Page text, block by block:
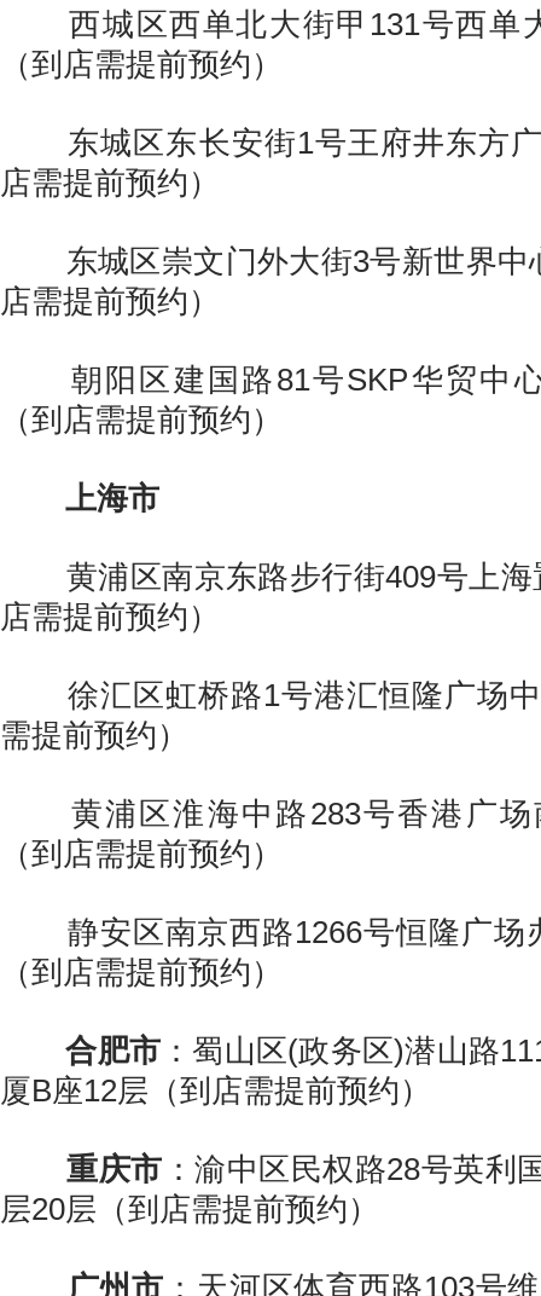
西城区西单北大街甲131号西单
（到店需提前预约）
东城区东长安街1号王府井东方广
店需提前预约）
东城区崇文门外大街3号新世界中
店需提前预约）
朝阳区建国路81号SKP华贸中
（到店需提前预约）
上海市
黄浦区南京东路步行街409号上海
店需提前预约）
徐汇区虹桥路1号港汇恒隆广场中
需提前预约）
黄浦区淮海中路283号香港广场
（到店需提前预约）
静安区南京西路1266号恒隆广场
（到店需提前预约）
合肥市 ：蜀山区(政务区)潜山路
厦B座12层（到店需提前预约）
重庆市 ：渝中区民权路28号英利
层20层（到店需提前预约）
广州市 ：天河区体育西路103号